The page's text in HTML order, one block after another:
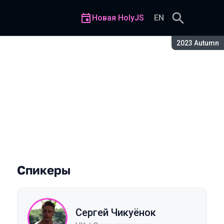
Сезон:
2023 Autumn
Новая HolyJS EN
Спикеры
Сергей Чикуёнок